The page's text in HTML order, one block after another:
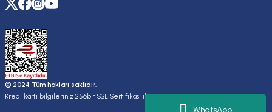
WhatsApp
© 2024 Tüm hakları saklıdır.
Kredi kartı bilgileriniz 256bit SSL Sertifikası ile %100 koruma altındadır.
Kuruluşudur.